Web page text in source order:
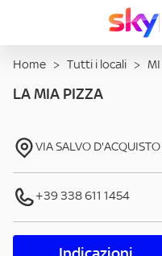
Home > Tutti i locali > MI
LA MIA PIZZA
VIA SALVO D'ACQUISTO
+39 338 611 1454